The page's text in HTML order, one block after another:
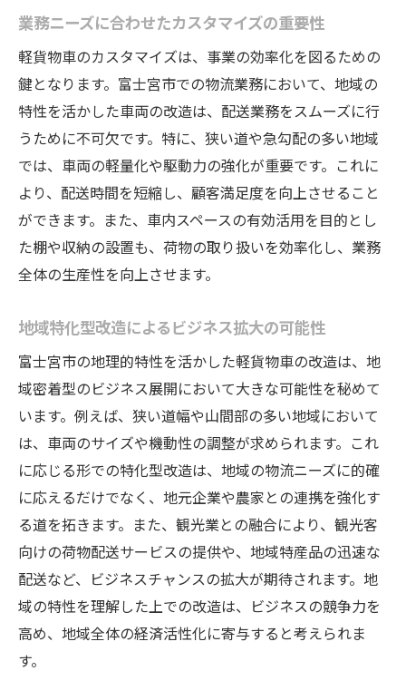
業務ニーズに合わせたカスタマイズの重要性
軽貨物車のカスタマイズは、事業の効率化を図るための
鍵となります。富士宮市での物流業務において、地域の
特性を活かした車両の改造は、配送業務をスムーズに行
うために不可欠です。特に、狭い道や急勾配の多い地域
では、車両の軽量化や駆動力の強化が重要です。これに
より、配送時間を短縮し、顧客満足度を向上させること
ができます。また、車内スペースの有効活用を目的とし
た棚や収納の設置も、荷物の取り扱いを効率化し、業務
全体の生産性を向上させます。
地域特化型改造によるビジネス拡大の可能性
富士宮市の地理的特性を活かした軽貨物車の改造は、地
域密着型のビジネス展開において大きな可能性を秘めて
います。例えば、狭い道幅や山間部の多い地域において
は、車両のサイズや機動性の調整が求められます。これ
に応じる形での特化型改造は、地域の物流ニーズに的確
に応えるだけでなく、地元企業や農家との連携を強化す
る道を拓きます。また、観光業との融合により、観光客
向けの荷物配送サービスの提供や、地域特産品の迅速な
配送など、ビジネスチャンスの拡大が期待されます。地
域の特性を理解した上での改造は、ビジネスの競争力を
高め、地域全体の経済活性化に寄与すると考えられま
す。